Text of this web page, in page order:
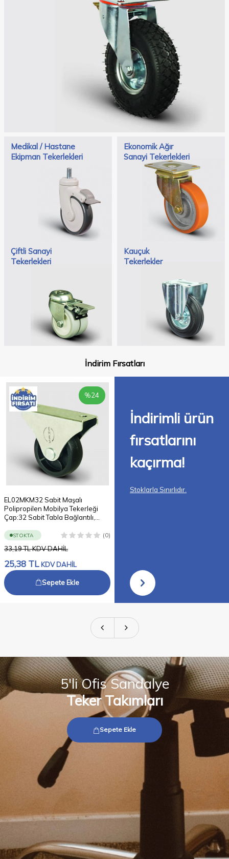
Medikal / Hastane
Ekipman Tekerlekleri
Çiftli Sanayi
Tekerlekleri
Ekonomik Ağır
Sanayi Tekerlekleri
Kauçuk
Tekerlekler
İndirim Fırsatları
%24
EL02MKM32 Sabit Maşalı
Polipropilen Mobilya Tekerleği
Çap:32 Sabit Tabla Bağlantılı,
STOKTA (0)
33,19TLKDV DAHİL
25,38 TL KDV DAHİL
Sepete Ekle
İndirimli ürün
fırsatlarını
kaçırma!
Stoklarla Sınırlıdır.
5'li Ofis Sandalye
Teker Takımları
Sepete Ekle